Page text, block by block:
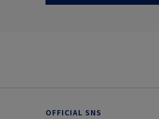
OFFICIAL SNS